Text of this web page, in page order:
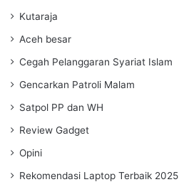
Kutaraja
Aceh besar
Cegah Pelanggaran Syariat Islam
Gencarkan Patroli Malam
Satpol PP dan WH
Review Gadget
Opini
Rekomendasi Laptop Terbaik 2025